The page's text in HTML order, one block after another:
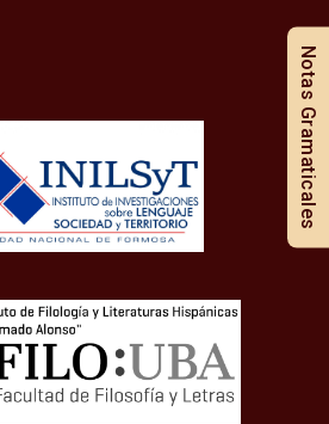
Notas Gramaticales